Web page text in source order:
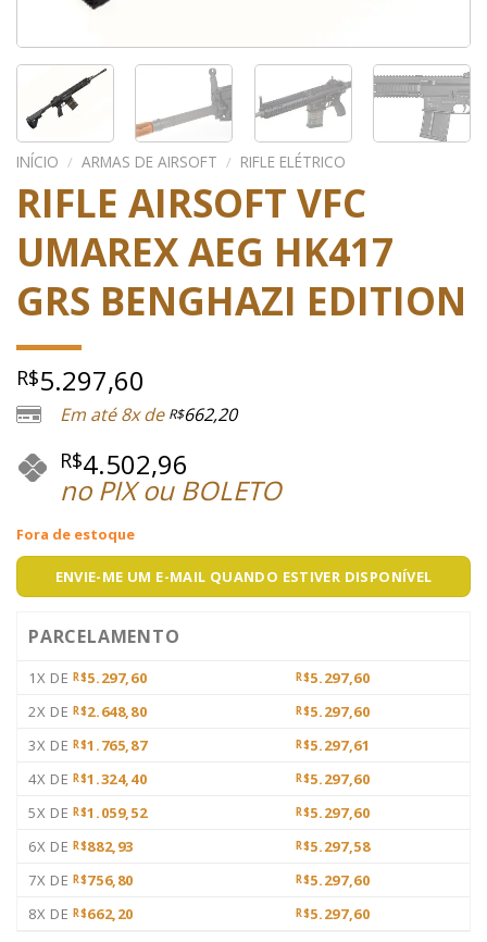
INÍCIO / ARMAS DE AIRSOFT / RIFLE ELÉTRICO
RIFLE AIRSOFT VFC
UMAREX AEG HK417
GRS BENGHAZI EDITION
R$5.297,60
Em até 8x de R$662,20
R$4.502,96
no PIX ou BOLETO
Fora de estoque
ENVIE-ME UM E-MAIL QUANDO ESTIVER DISPONÍVEL
PARCELAMENTO
1X DE R$5.297,60 R$5.297,60
2X DE R$2.648,80 R$5.297,60
3X DE R$1.765,87 R$5.297,61
4X DE R$1.324,40 R$5.297,60
5X DE R$1.059,52 R$5.297,60
6X DE R$882,93 R$5.297,58
7X DE R$756,80 R$5.297,60
8X DE R$662,20 R$5.297,60